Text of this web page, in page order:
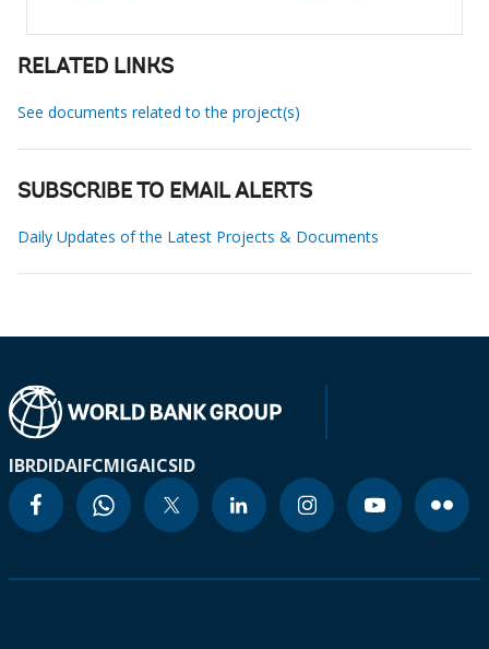
RELATED LINKS
See documents related to the project(s)
SUBSCRIBE TO EMAIL ALERTS
Daily Updates of the Latest Projects & Documents
IBRDIDAIFCMIGAICSID